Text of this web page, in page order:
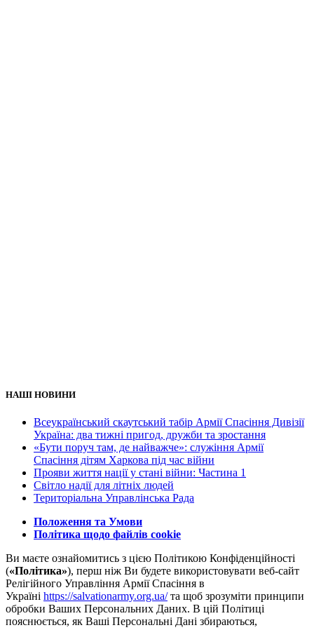
НАШІ НОВИНИ
Всеукраїнський скаутський табір Армії Спасіння Дивізії
Україна: два тижні пригод, дружби та зростання
«Бути поруч там, де найважче»: служіння Армії
Спасіння дітям Харкова під час війни
Прояви життя нації у стані війни: Частина 1
Світло надії для літніх людей
Територіальна Управлінська Рада
Положення та Умови
Політика щодо файлів cookie
Ви маєте ознайомитись з цією Політикою Конфіденційності
(«Політика»), перш ніж Ви будете використовувати веб-сайт
Релігійного Управління Армії Спасіння в
Україні https://salvationarmy.org.ua/та щоб зрозуміти принципи
обробки Ваших Персональних Даних. В цій Політиці
пояснюється, як Ваші Персональні Дані збираються,